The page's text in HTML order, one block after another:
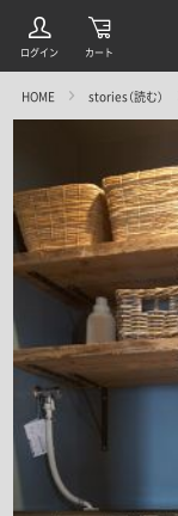
HOME stories（読む）